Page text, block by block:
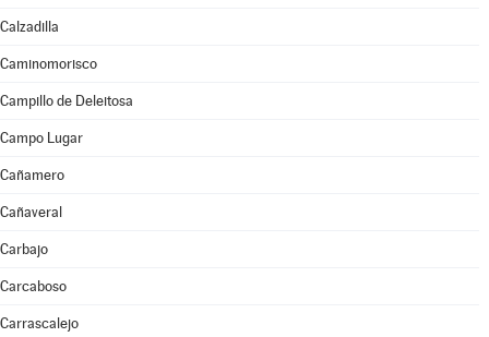
Calzadilla
Caminomorisco
Campillo de Deleitosa
Campo Lugar
Cañamero
Cañaveral
Carbajo
Carcaboso
Carrascalejo